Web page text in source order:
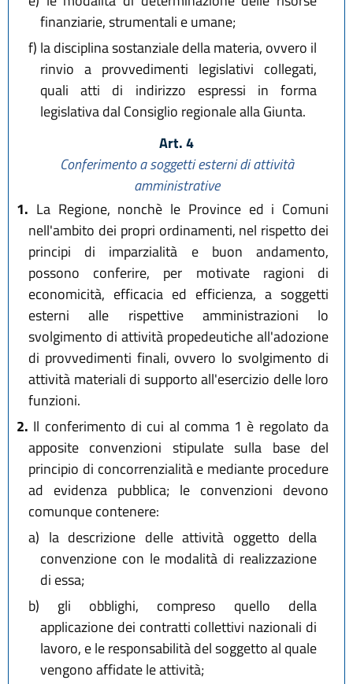
finanziarie, strumentali e umane;
f) la disciplina sostanziale della materia, ovvero il
rinvio a provvedimenti legislativi collegati,
quali atti di indirizzo espressi in forma
legislativa dal Consiglio regionale alla Giunta.
Art. 4
Conferimento a soggetti esterni di attività
amministrative
1. La Regione, nonchè le Province ed i Comuni
nell'ambito dei propri ordinamenti, nel rispetto dei
principi di imparzialità e buon andamento,
possono conferire, per motivate ragioni di
economicità, efficacia ed efficienza, a soggetti
esterni alle rispettive amministrazioni lo
svolgimento di attività propedeutiche all'adozione
di provvedimenti finali, ovvero lo svolgimento di
attività materiali di supporto all'esercizio delle loro
funzioni.
2. Il conferimento di cui al comma 1 è regolato da
apposite convenzioni stipulate sulla base del
principio di concorrenzialità e mediante procedure
ad evidenza pubblica; le convenzioni devono
comunque contenere:
a) la descrizione delle attività oggetto della
convenzione con le modalità di realizzazione
di essa;
b) gli obblighi, compreso quello della
applicazione dei contratti collettivi nazionali di
lavoro, e le responsabilità del soggetto al quale
vengono affidate le attività;